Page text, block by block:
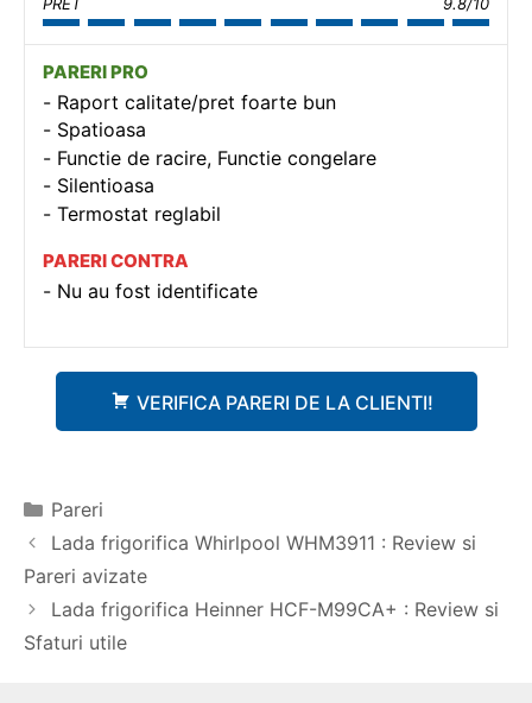
PARERI PRO
Raport calitate/pret foarte bun
Spatioasa
Functie de racire, Functie congelare
Silentioasa
Termostat reglabil
PARERI CONTRA
Nu au fost identificate
VERIFICA PARERI DE LA CLIENTI!
Categorii
Pareri
Navigare
în
Lada frigorifica Whirlpool WHM3911 : Review si
Pareri avizate
Lada frigorifica Heinner HCF-M99CA+ : Review si
Sfaturi utile